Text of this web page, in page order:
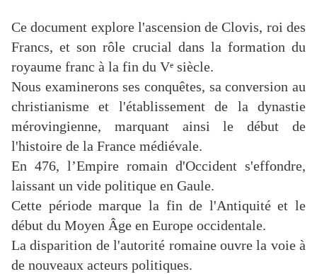
Ce document explore l'ascension de Clovis, roi des
Francs, et son rôle crucial dans la formation du
royaume franc à la fin du Vᵉ siècle.
Nous examinerons ses conquêtes, sa conversion au
christianisme et l'établissement de la dynastie
mérovingienne, marquant ainsi le début de
l'histoire de la France médiévale.
En 476, l’Empire romain d'Occident s'effondre,
laissant un vide politique en Gaule.
Cette période marque la fin de l'Antiquité et le
début du Moyen Âge en Europe occidentale.
La disparition de l'autorité romaine ouvre la voie à
de nouveaux acteurs politiques.